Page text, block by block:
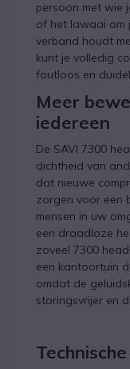
persoon met wie
of het lawaai om
verband houdt
kunt je volledig
foutloos en
Meer
iedereen
De SAVI 7300
dichtheid van
dat nieuwe
zorgen voor een
mensen in uw
een draadloze
zoveel 7300
een kantoortuin
omdat de
storingsvrijer en